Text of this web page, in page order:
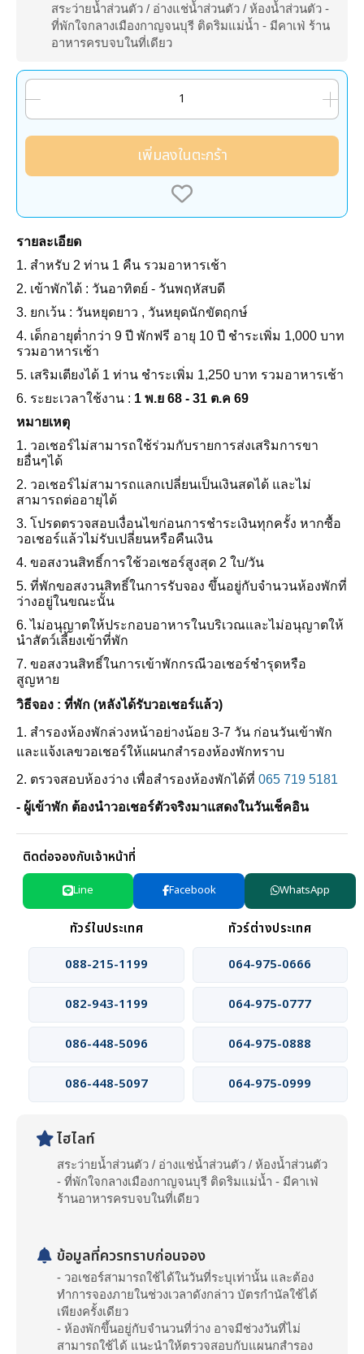
สระว่ายน้ำส่วนตัว / อ่างแช่น้ำส่วนตัว / ห้องน้ำส่วนตัว -
ที่พักใจกลางเมืองกาญจนบุรี ติดริมแม่น้ำ - มีคาเฟ่ ร้าน
อาหารครบจบในที่เดียว
เพิ่มลงในตะกร้า
รายละเอียด
1. สำหรับ 2 ท่าน 1 คืน รวมอาหารเช้า
2. เข้าพักได้ : วันอาทิตย์ - วันพฤหัสบดี
3. ยกเว้น : วันหยุดยาว , วันหยุดนักขัตฤกษ์
4. เด็กอายุต่ำกว่า 9 ปี พักฟรี อายุ 10 ปี ชำระเพิ่ม 1,000 บาท
รวมอาหารเช้า
5. เสริมเตียงได้ 1 ท่าน ชำระเพิ่ม 1,250 บาท รวมอาหารเช้า
6. ระยะเวลาใช้งาน : 1 พ.ย 68 - 31 ต.ค 69
หมายเหตุ
1. วอเชอร์ไม่สามารถใช้ร่วมกับรายการส่งเสริมการขา
ยอื่นๆได้
2. วอเชอร์ไม่สามารถแลกเปลี่ยนเป็นเงินสดได้ และไม่
สามารถต่ออายุได้
3. โปรดตรวจสอบเงื่อนไขก่อนการชำระเงินทุกครั้ง หากซื้อ
วอเชอร์แล้วไม่รับเปลี่ยนหรือคืนเงิน
4. ขอสงวนสิทธิ์การใช้วอเชอร์สูงสุด 2 ใบ/วัน
5. ที่พักขอสงวนสิทธิ์ในการรับจอง ขึ้นอยู่กับจำนวนห้องพักที่
ว่างอยู่ในขณะนั้น
6. ไม่อนุญาตให้ประกอบอาหารในบริเวณและไม่อนุญาตให้
นำสัตว์เลี้ยงเข้าที่พัก
7. ขอสงวนสิทธิ์ในการเข้าพักกรณีวอเชอร์ชำรุดหรือ
สูญหาย
วิธีจอง : ที่พัก (หลังได้รับวอเชอร์เเล้ว)
1. สำรองห้องพักล่วงหน้าอย่างน้อย 3-7 วัน ก่อนวันเข้าพัก
และแจ้งเลขวอเชอร์ให้แผนกสำรองห้องพักทราบ
2. ตรวจสอบห้องว่าง เพื่อสำรองห้องพักได้ที่ 065 719 5181
- ผู้เข้าพัก ต้องนำวอเชอร์ตัวจริงมาแสดงในวันเช็คอิน
ติดต่อจองกับเจ้าหน้าที่
Line Facebook WhatsApp
ทัวร์ในประเทศ
ทัวร์ต่างประเทศ
088-215-1199
064-975-0666
082-943-1199 064-975-0777
086-448-5096 064-975-0888
086-448-5097 064-975-0999
ไฮไลท์
สระว่ายน้ำส่วนตัว / อ่างแช่น้ำส่วนตัว / ห้องน้ำส่วนตัว
- ที่พักใจกลางเมืองกาญจนบุรี ติดริมแม่น้ำ - มีคาเฟ่
ร้านอาหารครบจบในที่เดียว
ข้อมูลที่ควรทราบก่อนจอง
- วอเชอร์สามารถใช้ได้ในวันที่ระบุเท่านั้น และต้อง
ทำการจองภายในช่วงเวลาดังกล่าว บัตรกำนัลใช้ได้
เพียงครั้งเดียว
- ห้องพักขึ้นอยู่กับจำนวนที่ว่าง อาจมีช่วงวันที่ไม่
สามารถใช้ได้ แนะนำให้ตรวจสอบกับแผนกสำรอง